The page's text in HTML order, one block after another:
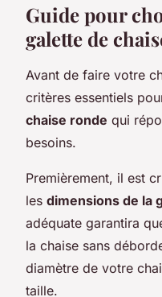
Guide pour
galette de
Avant de faire votre
critères essentiels
chaise ronde qui
besoins.
Premièrement, il est
les dimensions de la
adéquate garantira
la chaise sans
diamètre de votre
taille.